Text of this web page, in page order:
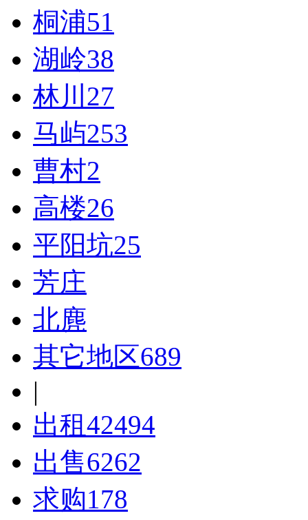
桐浦51
湖岭38
林川 27
马屿253
曹村2
高楼26
平阳坑25
芳庄
北麂
其它地区689
|
出租42494
出售6262
求购178